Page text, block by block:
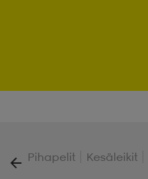
Pihapelit Kesäleikit